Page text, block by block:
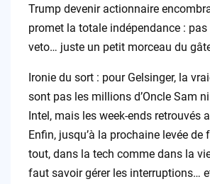
Trump devenir actionnaire
promet la totale indépendance : pas
veto… juste un petit morceau du
Ironie du sort : pour Gelsinger, la
sont pas les millions d’Oncle Sam
Intel, mais les week-ends retrouvés
Enfin, jusqu’à la prochaine levée de
tout, dans la tech comme dans la
faut savoir gérer les interruptions…